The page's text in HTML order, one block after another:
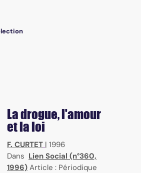
La drogue, l'amour
et la loi
F. CURTET | 1996
Dans Lien Social (n°360,
1996) Article : Périodique